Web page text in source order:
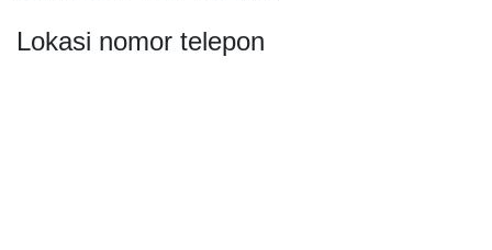
Lokasi nomor telepon